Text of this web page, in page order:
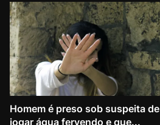
Homem é preso sob suspeita de
jogar água fervendo e que...